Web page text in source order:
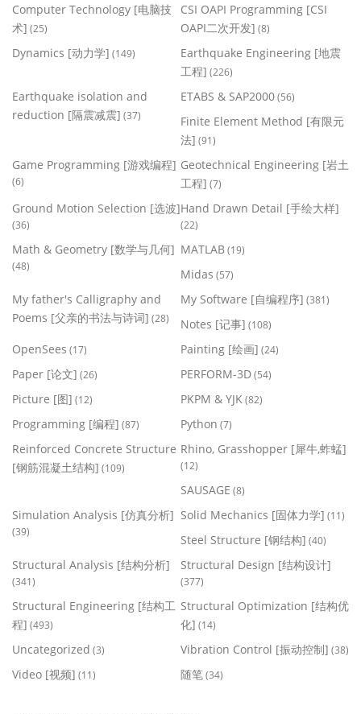
Computer Technology [电脑技
术] (25)
CSI OAPI Programming [CSI
OAPI二次开发] (8)
Dynamics [动力学] (149)
Earthquake Engineering [地震
工程] (226)
Earthquake isolation and
reduction [隔震减震] (37)
ETABS & SAP2000(56)
Finite Element Method [有限元
法] (91)
Game Programming [游戏编程]
(6)
Geotechnical Engineering [岩土
工程] (7)
Ground Motion Selection [选波]
(36)
Hand Drawn Detail [手绘大样]
(22)
Math & Geometry [数学与几何]
(48)
MATLAB(19)
Midas (57)
My father's Calligraphy and
Poems [父亲的书法与诗词] (28)
My Software [自编程序] (381)
Notes [记事] (108)
OpenSees (17) Painting [绘画] (24)
Paper [论文] (26) PERFORM-3D(54)
Picture [图] (12) PKPM & YJK (82)
Programming [编程] (87) Python (7)
Reinforced Concrete Structure
[钢筋混凝土结构] (109)
Rhino, Grasshopper [犀牛,蚱蜢]
(12)
SAUSAGE (8)
Simulation Analysis [仿真分析]
(39)
Solid Mechanics [固体力学] (11)
Steel Structure [钢结构] (40)
Structural Analysis [结构分析]
(341)
Structural Design [结构设计]
(377)
Structural Engineering [结构工
程] (493)
Structural Optimization [结构优
化] (14)
Uncategorized (3) Vibration Control [振动控制] (38)
Video [视频] (11) 随笔(34)